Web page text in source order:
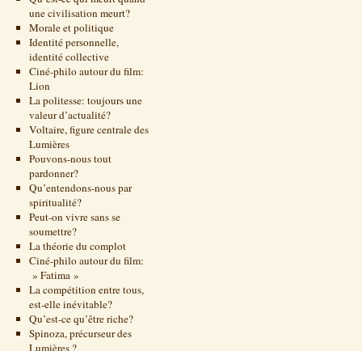
une civilisation meurt?
Morale et politique
Identité personnelle,
identité collective
Ciné-philo autour du film:
Lion
La politesse: toujours une
valeur d’actualité?
Voltaire, figure centrale des
Lumières
Pouvons-nous tout
pardonner?
Qu’entendons-nous par
spiritualité?
Peut-on vivre sans se
soumettre?
La théorie du complot
Ciné-philo autour du film:
» Fatima »
La compétition entre tous,
est-elle inévitable?
Qu’est-ce qu’être riche?
Spinoza, précurseur des
Lumières ?